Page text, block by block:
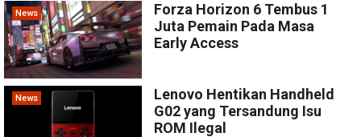
News
Forza Horizon 6 Tembus 1
Juta Pemain Pada Masa
Early Access
News
Lenovo Hentikan Handheld
G02 yang Tersandung Isu
ROM Ilegal